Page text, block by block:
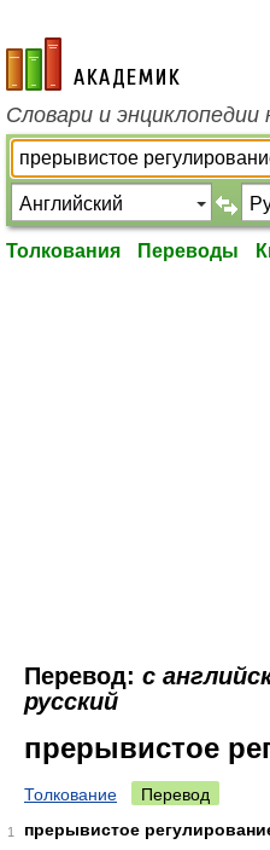
academic.ru
Словари и энциклопедии
Толкования Переводы
Перевод: с
русский
прерывистое
Толкование Перевод
1
прерывистое